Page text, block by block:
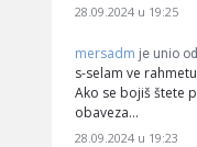
28.09.2024 u 19:25
mersadm je unio
s-selam ve
Ako se bojiš štete
obaveza…
28.09.2024 u 19:23